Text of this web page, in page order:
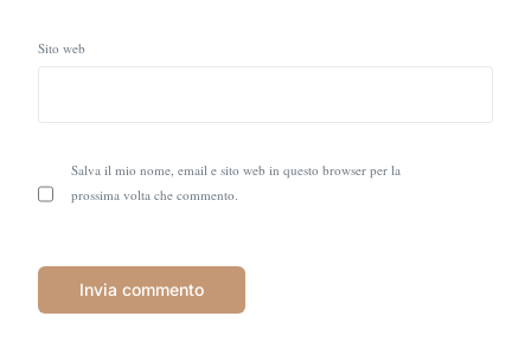
Sito web
Salva il mio nome, email e sito web in questo browser per la
prossima volta che commento.